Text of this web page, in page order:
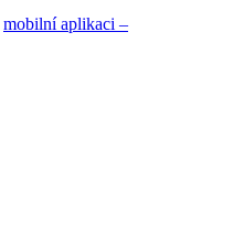
mobilní aplikaci –